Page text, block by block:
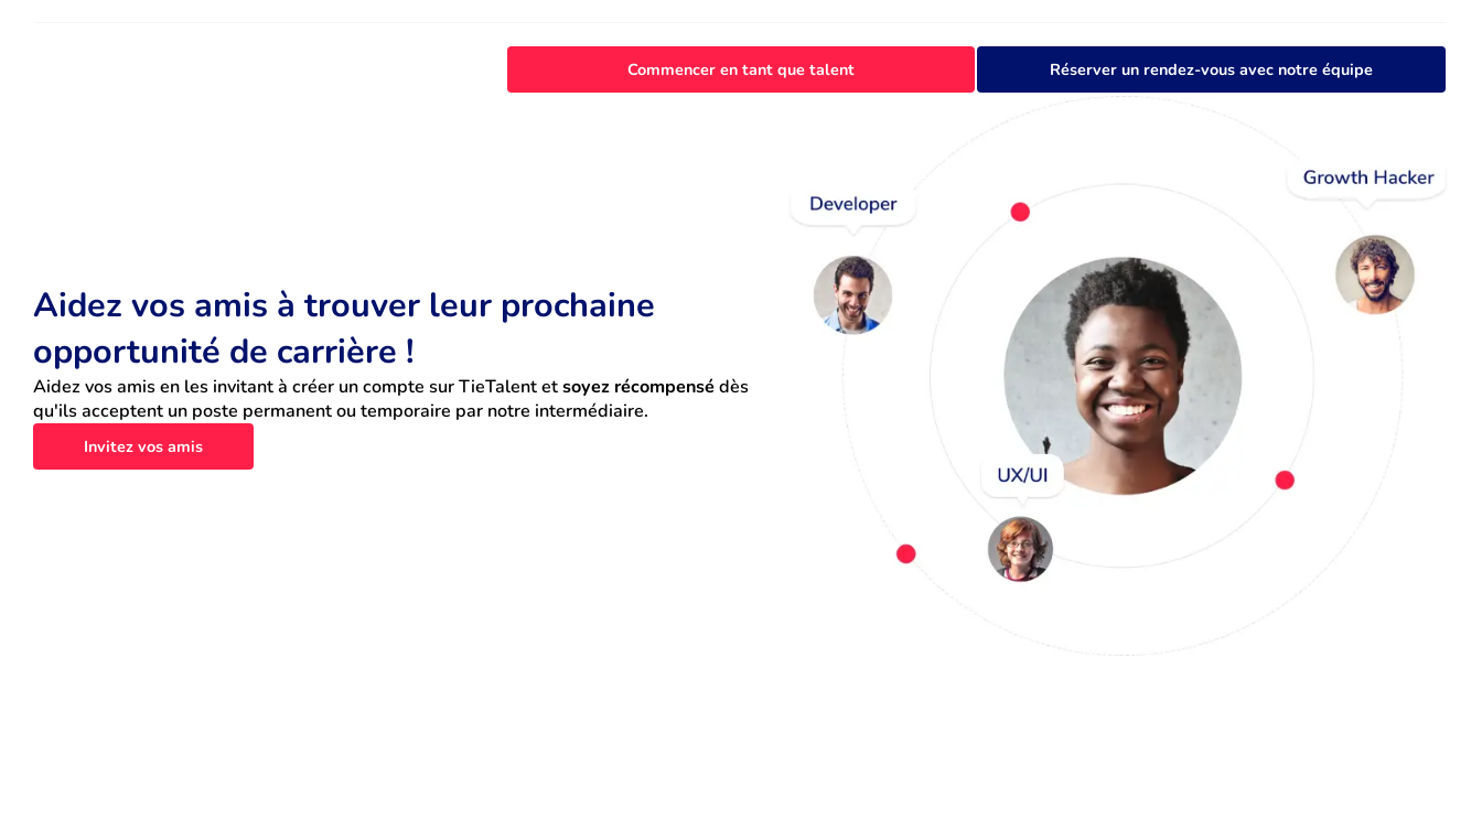
Commencer en tant que talent Réserver un rendez-vous avec notre équipe
Aidez vos amis à trouver leur prochaine
opportunité de carrière !
Aidez vos amis en les invitant à créer un compte sur TieTalent et soyez récompensé dès
qu'ils acceptent un poste permanent ou temporaire par notre intermédiaire.
Invitez vos amis